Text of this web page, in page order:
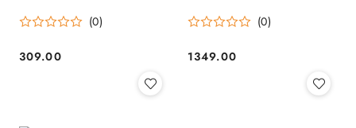
(0)
Cena:
309.00
(0)
Cena:
1349.00